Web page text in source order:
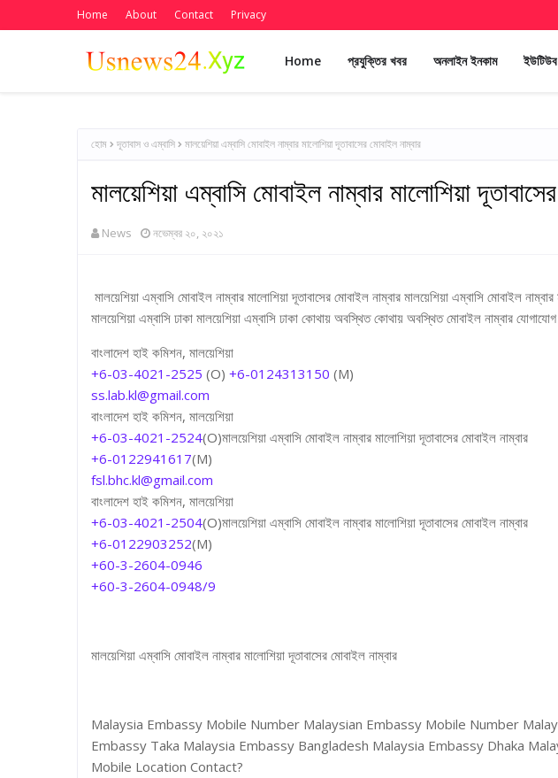
Home About Contact Privacy
Home প্রযুক্তির খবর অনলাইন ইনকাম ইউটিউব
হোম দূতাবাস ও এম্বাসি মালয়েশিয়া এম্বাসি মোবাইল নাম্বার মালোশিয়া দূতাবাসের মোবাইল নাম্বার
মালয়েশিয়া এম্বাসি মোবাইল নাম্বার মালোশিয়া
News নভেম্বর ২০, ২০২১
মালয়েশিয়া এম্বাসি মোবাইল নাম্বার মালোশিয়া দূতাবাসের মোবাইল নাম্বার মালয়েশিয়া এম্বাসি মোবাইল
মালয়েশিয়া এম্বাসি ঢাকা মালয়েশিয়া এম্বাসি ঢাকা কোথায় অবস্থিত কোথায় অবস্থিত মোবাইল নাম্বার
বাংলাদেশ হাই কমিশন, মালয়েশিয়া
+6-03-4021-2525 (O) +6-0124313150 (M)
ss.lab.kl@gmail.com
বাংলাদেশ হাই কমিশন, মালয়েশিয়া
+6-03-4021-2524(O)মালয়েশিয়া এম্বাসি মোবাইল নাম্বার মালোশিয়া দূতাবাসের মোবাইল নাম্বার
+6-0122941617(M)
fsl.bhc.kl@gmail.com
বাংলাদেশ হাই কমিশন, মালয়েশিয়া
+6-03-4021-2504(O)মালয়েশিয়া এম্বাসি মোবাইল নাম্বার মালোশিয়া দূতাবাসের মোবাইল নাম্বার
+6-0122903252(M)
+60-3-2604-0946
+60-3-2604-0948/9
মালয়েশিয়া এম্বাসি মোবাইল নাম্বার মালোশিয়া দূতাবাসের মোবাইল নাম্বার
Malaysia Embassy Mobile Number Malaysian Embassy Mobile Number
Embassy Taka Malaysia Embassy Bangladesh Malaysia Embassy Dhaka
Mobile Location Contact?